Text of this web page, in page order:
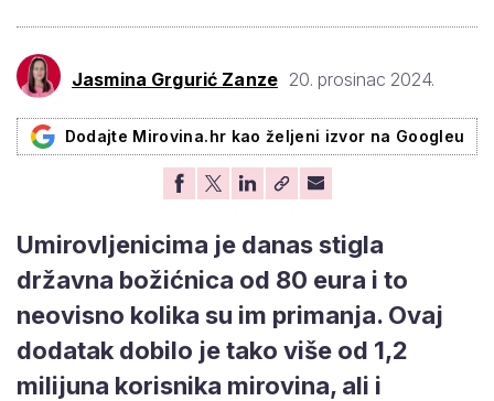
Jasmina Grgurić Zanze 20. prosinac 2024.
Dodajte Mirovina.hr kao željeni izvor na Googleu
Umirovljenicima je danas stigla
državna božićnica od 80 eura i to
neovisno kolika su im primanja. Ovaj
dodatak dobilo je tako više od 1,2
milijuna korisnika mirovina, ali i